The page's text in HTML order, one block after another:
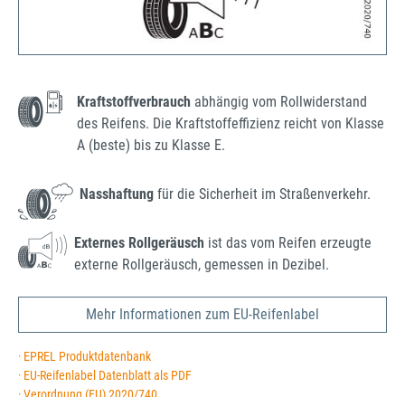
Kraftstoffverbrauch abhängig vom Rollwiderstand
des Reifens. Die Kraftstoffeffizienz reicht von Klasse
A (beste) bis zu Klasse E.
Nasshaftung für die Sicherheit im Straßenverkehr.
Externes Rollgeräusch ist das vom Reifen erzeugte
externe Rollgeräusch, gemessen in Dezibel.
Mehr Informationen zum EU-Reifenlabel
· EPREL Produktdatenbank
· EU-Reifenlabel Datenblatt als PDF